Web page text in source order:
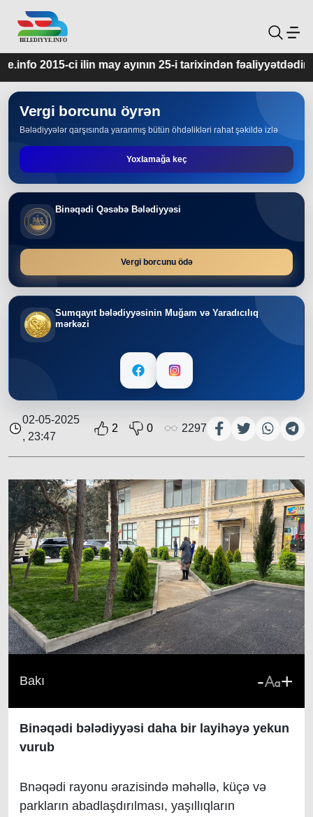
ayının 25-i tarixindən fəaliyyətdədir.
Vergi borcunu öyrən
Bələdiyyələr qarşısında yaranmış bütün öhdəlikləri rahat şəkildə izlə
Yoxlamağa keç
Binəqədi Qəsəbə Bələdiyyəsi
Vergi borcunu ödə
Sumqayıt bələdiyyəsinin Muğam və Yaradıcılıq
mərkəzi
02-05-2025
, 23:47
2 0 2297
Bakı - +
Binəqədi bələdiyyəsi daha bir layihəyə yekun
vurub
Bnəqədi rayonu ərazisində məhəllə, küçə və
parkların abadlaşdırılması, yaşıllıqların